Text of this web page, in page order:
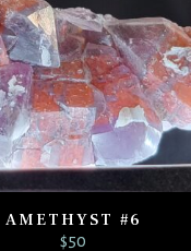
AMETHYST #6
$50